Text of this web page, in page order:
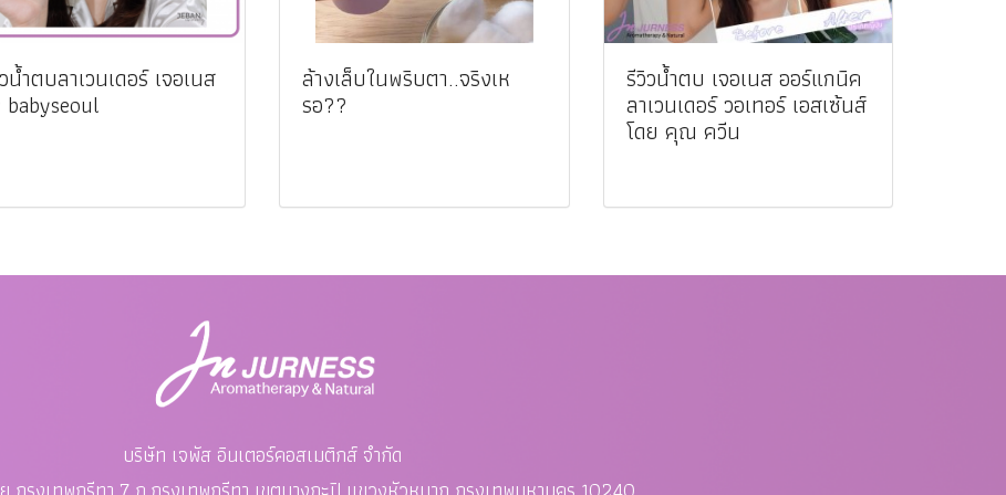
น้ำตบลาเวนเดอร์ เจอเนส
babyseoul
ล้างเล็บในพริบตา..จริงเห
รอ??
รีวิวน้ำตบ เจอเนส ออร์แกนิค
ลาเวนเดอร์ วอเทอร์ เอสเซ้นส์
โดย คุณ ควีน
บริษัท เจพัส อินเตอร์คอสเมติกส์ จำกัด